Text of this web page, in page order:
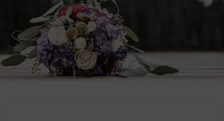
Skip
to
content